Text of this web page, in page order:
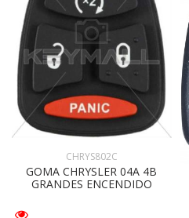
CHRYS802C
GOMA CHRYSLER 04A 4B
GRANDES ENCENDIDO